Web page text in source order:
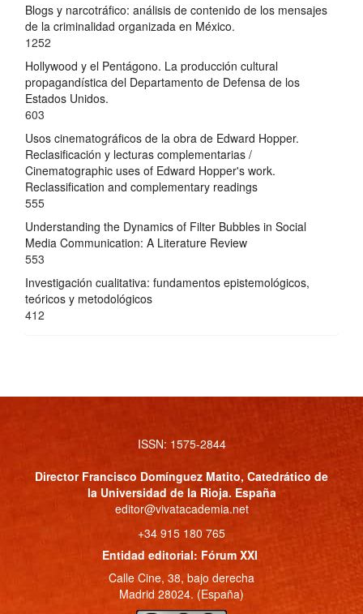
Blogs y narcotráfico: análisis de contenido de los mensajes
de la criminalidad organizada en México.
1252
Hollywood y el Pentágono. La producción cultural
propagandística del Departamento de Defensa de los
Estados Unidos.
603
Usos cinematográficos de la obra de Edward Hopper.
Reclasificación y lecturas complementarias /
Cinematographic uses of Edward Hopper's work.
Reclassification and complementary readings
555
Understanding the Dynamics of Filter Bubbles in Social
Media Communication: A Literature Review
553
Investigación cualitativa: fundamentos epistemológicos,
teóricos y metodológicos
412
ISSN: 1575-2844
Director Francisco Domínguez Matito, Catedrático de
la Universidad de la Rioja. España
editor@vivatacademia.net
+34 915 180 765
Entidad editorial: Fórum XXI
Calle Cine, 38, bajo derecha
Madrid 28024. (España)